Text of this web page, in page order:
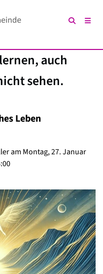
auch
sehen.
Leben
am Montag, 27. Januar